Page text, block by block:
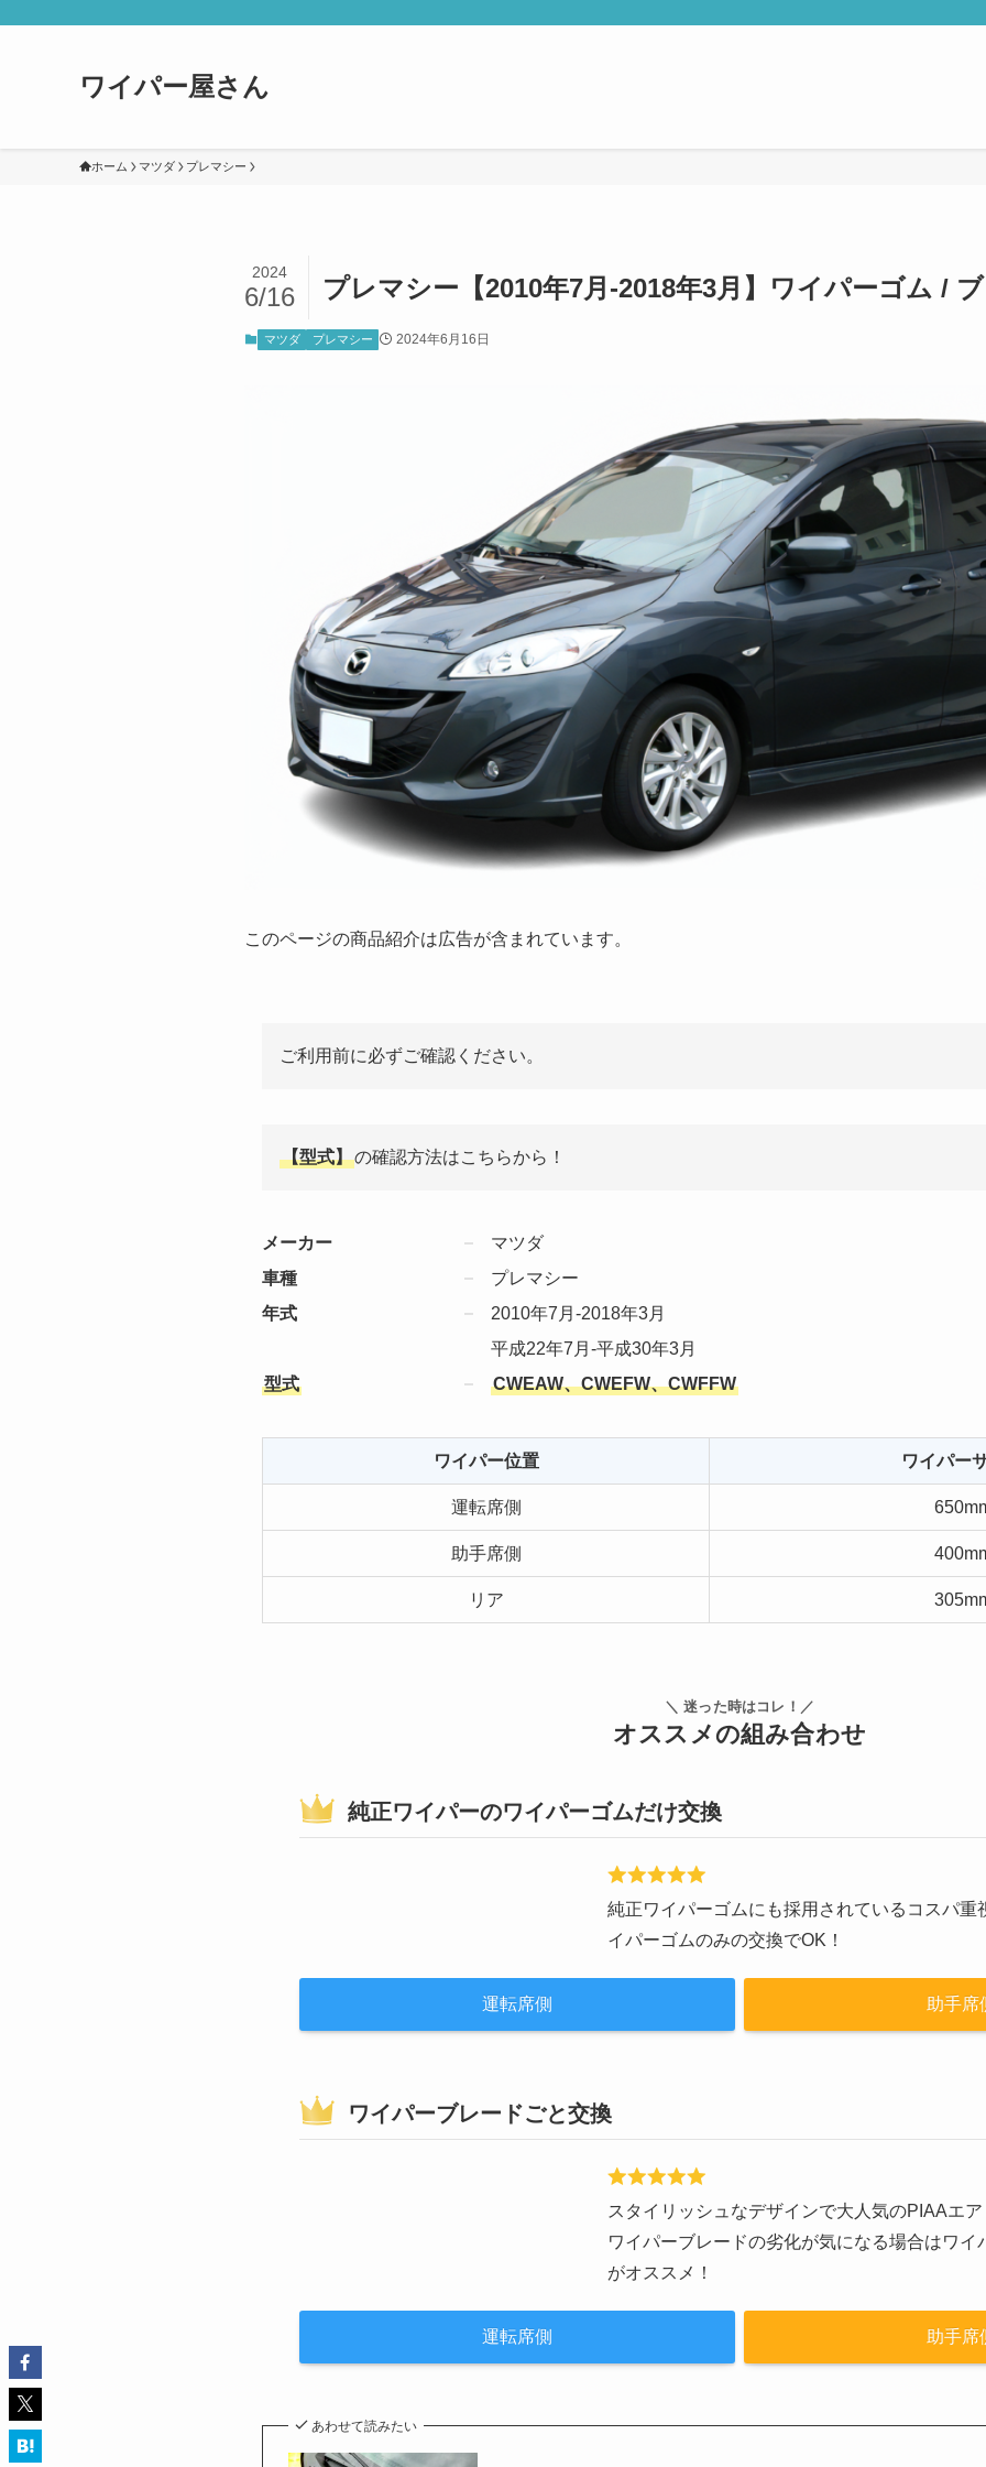
ワイパー屋さん
ホーム マツダ プレマシー
プレマシー【2010年7月-2018年3月】ワイパーゴム /
2024
6/16
マツダ プレマシー 2024年6月16日
このページの商品紹介は広告が含まれています。
ご利用前に必ずご確認ください。
【型式】の確認方法はこちらから！
メーカー
マツダ
車種
プレマシー
年式
2010年7月-2018年3月
平成22年7月-平成30年3月
型式
CWEAW、CWEFW、CWFFW
ワイパー位置 ワイパー
運転席側
助手席側
リア
＼ 迷った時はコレ！／
オススメの組み合わせ
純正ワイパーのワイパーゴムだけ交換
純正ワイパーゴムにも採用されているコスパ重
イパーゴムのみの交換でOK！
運転席側 助手席
ワイパーブレードごと交換
スタイリッシュなデザインで大人気のPIAAエ
ワイパーブレードの劣化が気になる場合はワイ
がオススメ！
運転席側 助手席
あわせて読みたい